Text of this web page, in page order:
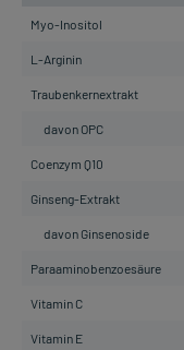
Myo-Inositol
L-Arginin
Traubenkernextrakt
davon OPC
Coenzym Q10
Ginseng-Extrakt
davon Ginsenoside
Paraaminobenzoesäure
Vitamin C
Vitamin E